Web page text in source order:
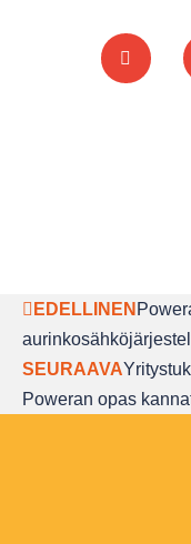
EDELLINEN
SEURAAVA
Poweran opas